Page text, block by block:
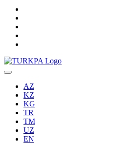
AZ
KZ
KG
TR
TM
UZ
EN